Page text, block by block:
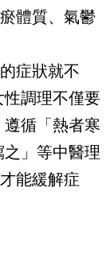
體質、氣鬱
症狀就不
性調理不僅要
循「熱者寒
」等中醫理
能緩解症